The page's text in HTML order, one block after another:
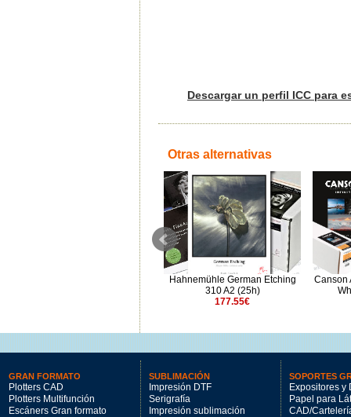
Descargar un perfil ICC para
Otras alternativas
Epson Fine Art Cotton Textured
Natural A2 420x594mm (25h)
Hahnemühle German Etching
310 A2 (25h)
177.55€
Canson
GRAN FORMATO
Plotters CAD
Plotters Multifunción
Escáners Gran formato
SUBLIMACIÓN
Impresión DTF
Serigrafía
Impresión sublimación
SOPORTES
Expositores y
Papel para
CAD/